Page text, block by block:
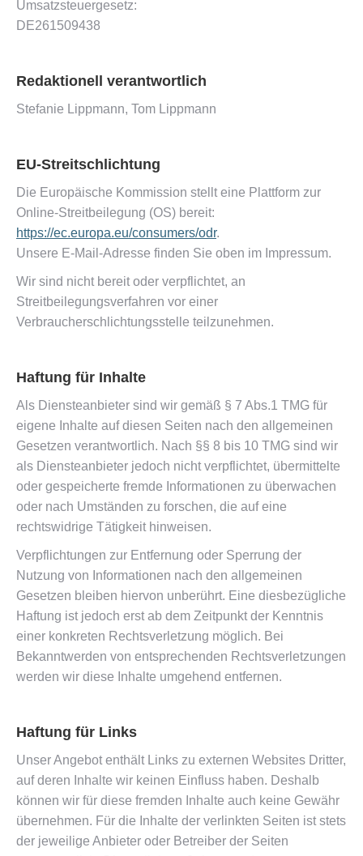
Umsatzsteuergesetz:
DE261509438
Redaktionell verantwortlich
Stefanie Lippmann, Tom Lippmann
EU-Streitschlichtung
Die Europäische Kommission stellt eine Plattform zur
Online-Streitbeilegung (OS) bereit:
https://ec.europa.eu/consumers/odr.
Unsere E-Mail-Adresse finden Sie oben im Impressum.
Wir sind nicht bereit oder verpflichtet, an
Streitbeilegungsverfahren vor einer
Verbraucherschlichtungsstelle teilzunehmen.
Haftung für Inhalte
Als Diensteanbieter sind wir gemäß § 7 Abs.1 TMG für
eigene Inhalte auf diesen Seiten nach den allgemeinen
Gesetzen verantwortlich. Nach §§ 8 bis 10 TMG sind wir
als Diensteanbieter jedoch nicht verpflichtet, übermittelte
oder gespeicherte fremde Informationen zu überwachen
oder nach Umständen zu forschen, die auf eine
rechtswidrige Tätigkeit hinweisen.
Verpflichtungen zur Entfernung oder Sperrung der
Nutzung von Informationen nach den allgemeinen
Gesetzen bleiben hiervon unberührt. Eine diesbezügliche
Haftung ist jedoch erst ab dem Zeitpunkt der Kenntnis
einer konkreten Rechtsverletzung möglich. Bei
Bekanntwerden von entsprechenden Rechtsverletzungen
werden wir diese Inhalte umgehend entfernen.
Haftung für Links
Unser Angebot enthält Links zu externen Websites Dritter,
auf deren Inhalte wir keinen Einfluss haben. Deshalb
können wir für diese fremden Inhalte auch keine Gewähr
übernehmen. Für die Inhalte der verlinkten Seiten ist stets
der jeweilige Anbieter oder Betreiber der Seiten